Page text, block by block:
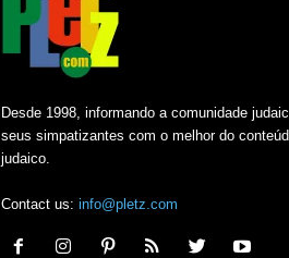
Desde 1998, informando a comunidade
seus simpatizantes com o melhor do
judaico.
Contact us: info@pletz.com